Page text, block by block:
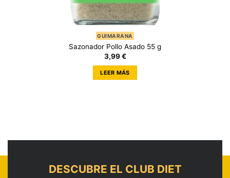
GUIMARANA
Sazonador Pollo Asado 55 g
3,99€
LEER MÁS
DESCUBRE EL CLUB DIET